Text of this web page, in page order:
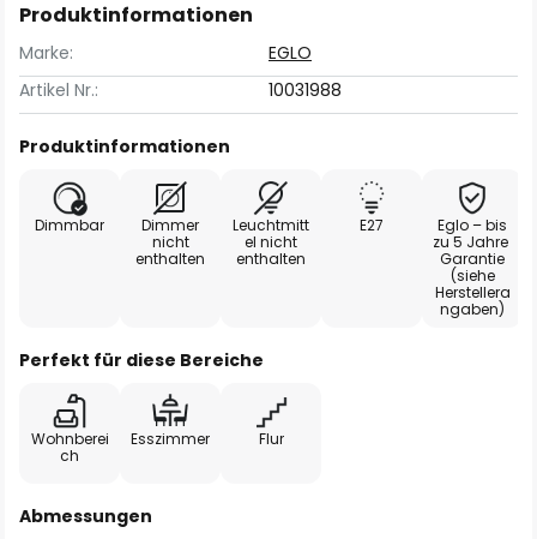
Produktinformationen
Marke:
EGLO
Artikel Nr.:
10031988
Produktinformationen
Dimmbar
Dimmer
nicht
enthalten
Leuchtmitt
el nicht
enthalten
E27
Eglo – bis
zu 5 Jahre
Garantie
(siehe
Herstellera
ngaben)
Perfekt für diese Bereiche
Wohnberei
ch
Esszimmer Flur
Abmessungen